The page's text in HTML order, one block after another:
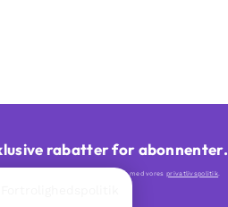
rabatter for abonnenter.
i overensstemmelse med vores privatlivspolitik.